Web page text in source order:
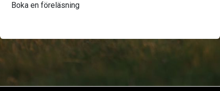
Boka en föreläsning